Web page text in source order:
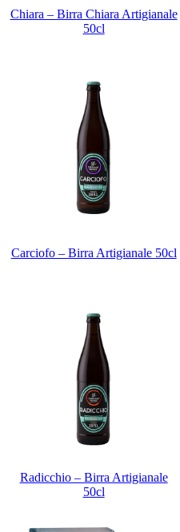
Chiara – Birra Chiara Artigianale
50cl
Carciofo – Birra Artigianale 50cl
Radicchio – Birra Artigianale
50cl